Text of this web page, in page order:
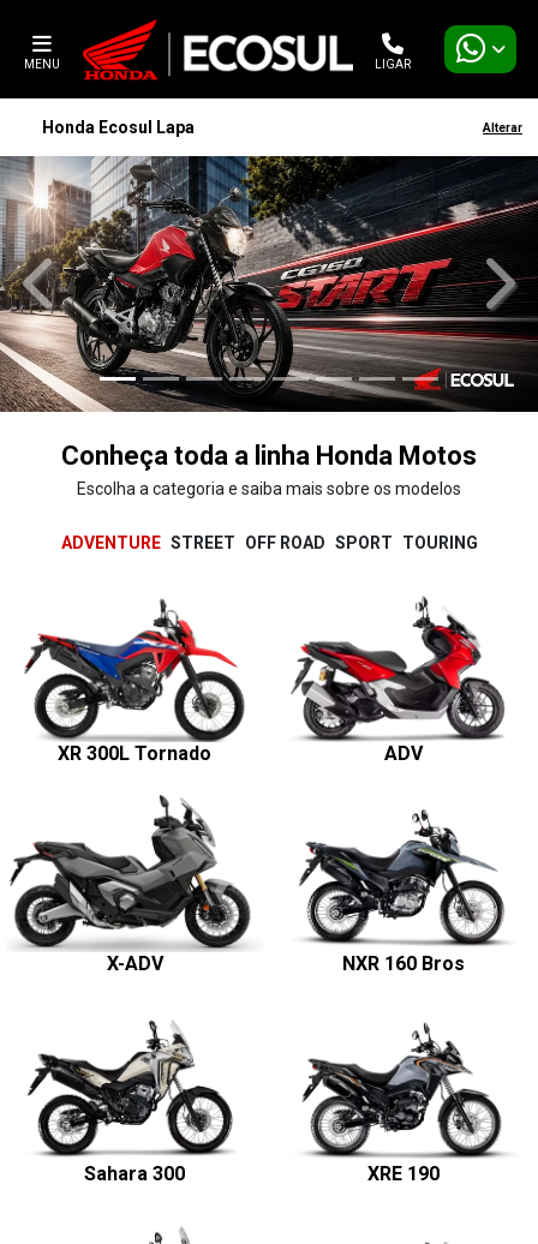
MENU LIGAR
Honda Ecosul Lapa Alterar
templates.template-
Conheça toda a linha Honda Motos
Escolha a categoria e saiba mais sobre os modelos
ADVENTURE STREET OFF ROAD SPORT TOURING
XR 300L Tornado ADV
X-ADV NXR 160 Bros
Sahara 300 XRE 190